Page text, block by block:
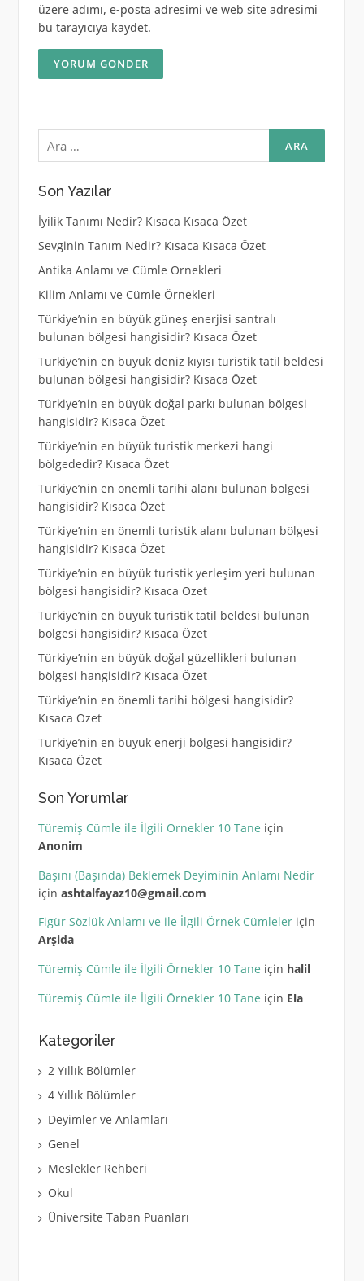
üzere adımı, e-posta adresimi ve web site adresimi
bu tarayıcıya kaydet.
Arama:
Son Yazılar
İyilik Tanımı Nedir? Kısaca Kısaca Özet
Sevginin Tanım Nedir? Kısaca Kısaca Özet
Antika Anlamı ve Cümle Örnekleri
Kilim Anlamı ve Cümle Örnekleri
Türkiye’nin en büyük güneş enerjisi santralı
bulunan bölgesi hangisidir? Kısaca Özet
Türkiye’nin en büyük deniz kıyısı turistik tatil beldesi
bulunan bölgesi hangisidir? Kısaca Özet
Türkiye’nin en büyük doğal parkı bulunan bölgesi
hangisidir? Kısaca Özet
Türkiye’nin en büyük turistik merkezi hangi
bölgededir? Kısaca Özet
Türkiye’nin en önemli tarihi alanı bulunan bölgesi
hangisidir? Kısaca Özet
Türkiye’nin en önemli turistik alanı bulunan bölgesi
hangisidir? Kısaca Özet
Türkiye’nin en büyük turistik yerleşim yeri bulunan
bölgesi hangisidir? Kısaca Özet
Türkiye’nin en büyük turistik tatil beldesi bulunan
bölgesi hangisidir? Kısaca Özet
Türkiye’nin en büyük doğal güzellikleri bulunan
bölgesi hangisidir? Kısaca Özet
Türkiye’nin en önemli tarihi bölgesi hangisidir?
Kısaca Özet
Türkiye’nin en büyük enerji bölgesi hangisidir?
Kısaca Özet
Son Yorumlar
Türemiş Cümle ile İlgili Örnekler 10 Tane için
Anonim
Başını (Başında) Beklemek Deyiminin Anlamı Nedir
için ashtalfayaz10@gmail.com
Figür Sözlük Anlamı ve ile İlgili Örnek Cümleleriçin
Arşida
Türemiş Cümle ile İlgili Örnekler 10 Tane için halil
Türemiş Cümle ile İlgili Örnekler 10 Tane için Ela
Kategoriler
2 Yıllık Bölümler
4 Yıllık Bölümler
Deyimler ve Anlamları
Genel
Meslekler Rehberi
Okul
Üniversite Taban Puanları